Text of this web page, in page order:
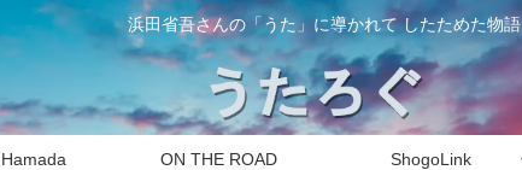
浜田省吾さんの「うた」に導かれて したためた物語
ON THE ROAD ShogoLink